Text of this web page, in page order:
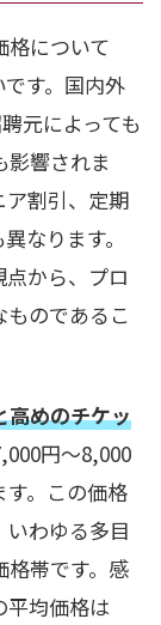
格について
す。国内外
元によっても
響されま
ア割引、定期
なります。
から、プロ
のであるこ
高めのチケッ
円〜8,000
。この価格
わゆる多目
格帯です。感
平均価格は